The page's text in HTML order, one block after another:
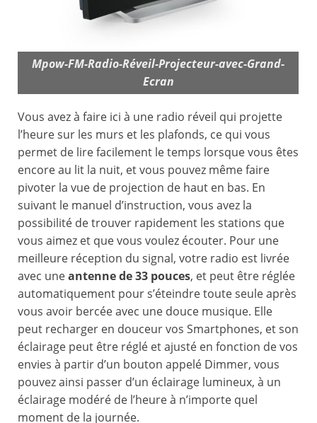
Mpow-FM-Radio-Réveil-Projecteur-avec-Grand-
Ecran
Vous avez à faire ici à une radio réveil qui projette
l’heure sur les murs et les plafonds, ce qui vous
permet de lire facilement le temps lorsque vous êtes
encore au lit la nuit, et vous pouvez même faire
pivoter la vue de projection de haut en bas. En
suivant le manuel d’instruction, vous avez la
possibilité de trouver rapidement les stations que
vous aimez et que vous voulez écouter. Pour une
meilleure réception du signal, votre radio est livrée
avec uneantenne de 33 pouces, et peut être réglée
automatiquement pour s’éteindre toute seule après
vous avoir bercée avec une douce musique. Elle
peut recharger en douceur vos Smartphones, et son
éclairage peut être réglé et ajusté en fonction de vos
envies à partir d’un bouton appelé Dimmer, vous
pouvez ainsi passer d’un éclairage lumineux, à un
éclairage modéré de l’heure à n’importe quel
moment de la journée.